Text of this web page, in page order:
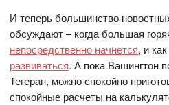
И теперь большинство
обсуждают – когда большая
непосредственно начнется, и
развиваться. А пока Вашингтон
Тегеран, можно спокойно
спокойные расчеты на